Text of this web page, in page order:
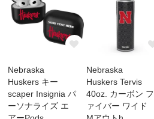
Nebraska
Huskers キー
scaper Insignia パ
ーソナライズ エ
Nebraska
Huskers Tervis
40oz. カーボン フ
ァイバー ワイド